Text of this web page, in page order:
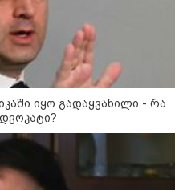
იყო გადაყვანილი - რა